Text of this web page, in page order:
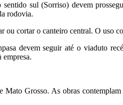
sul (Sorriso) devem
rodovia.
ou cortar o canteiro central. O uso
devem seguir até o viaduto
empresa.
Grosso. As obras